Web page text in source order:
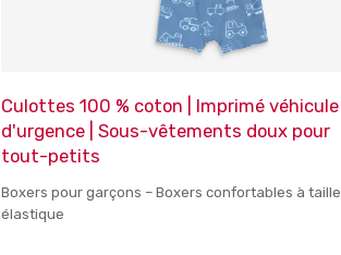
Culottes 100 % coton | Imprimé véhicule
d'urgence | Sous-vêtements doux pour
tout-petits
Boxers pour garçons – Boxers confortables à taille
élastique